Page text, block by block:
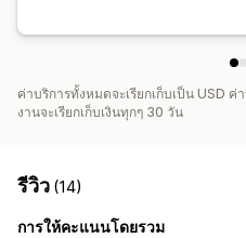
ค่าบริการทั้งหมดจะเรียกเก็บเป็น USD
งานจะเรียกเก็บเงินทุกๆ 30 วัน
รีวิว (14)
การให้คะแนนโดยรวม